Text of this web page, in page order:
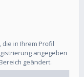
die in Ihrem Profil
angegeben
geändert.